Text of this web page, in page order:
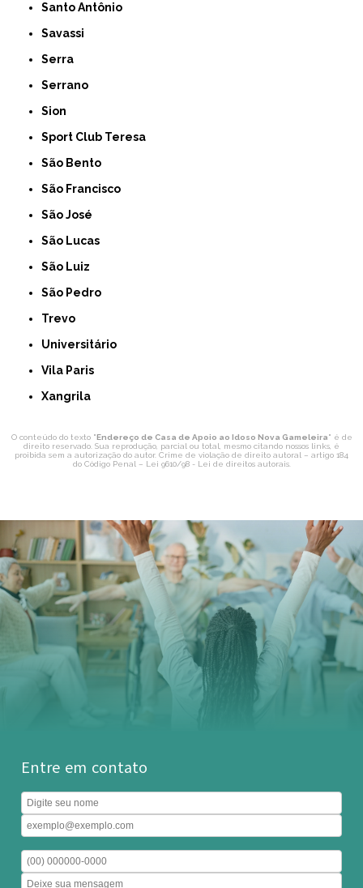
Santo Antônio
Savassi
Serra
Serrano
Sion
Sport Club Teresa
São Bento
São Francisco
São José
São Lucas
São Luiz
São Pedro
Trevo
Universitário
Vila Paris
Xangrila
O conteúdo do texto "Endereço de Casa de Apoio ao Idoso Nova Gameleira" é de
direito reservado. Sua reprodução, parcial ou total, mesmo citando nossos links, é
proibida sem a autorização do autor. Crime de violação de direito autoral – artigo 184
do Código Penal – Lei 9610/98 - Lei de direitos autorais.
Entre em contato